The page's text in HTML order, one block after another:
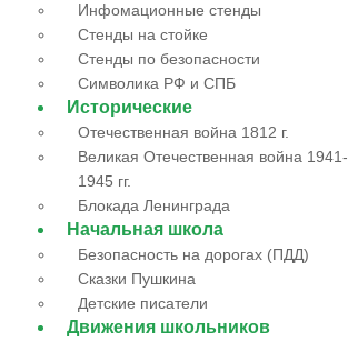
Инфомационные стенды
Стенды на стойке
Стенды по безопасности
Символика РФ и СПБ
Исторические
Отечественная война 1812 г.
Великая Отечественная война 1941-
1945 гг.
Блокада Ленинграда
Начальная школа
Безопасность на дорогах (ПДД)
Сказки Пушкина
Детские писатели
Движения школьников